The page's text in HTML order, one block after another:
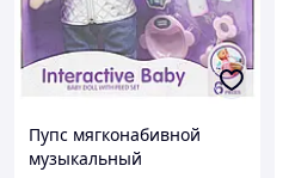
Пупс мягконабивной
музыкальный